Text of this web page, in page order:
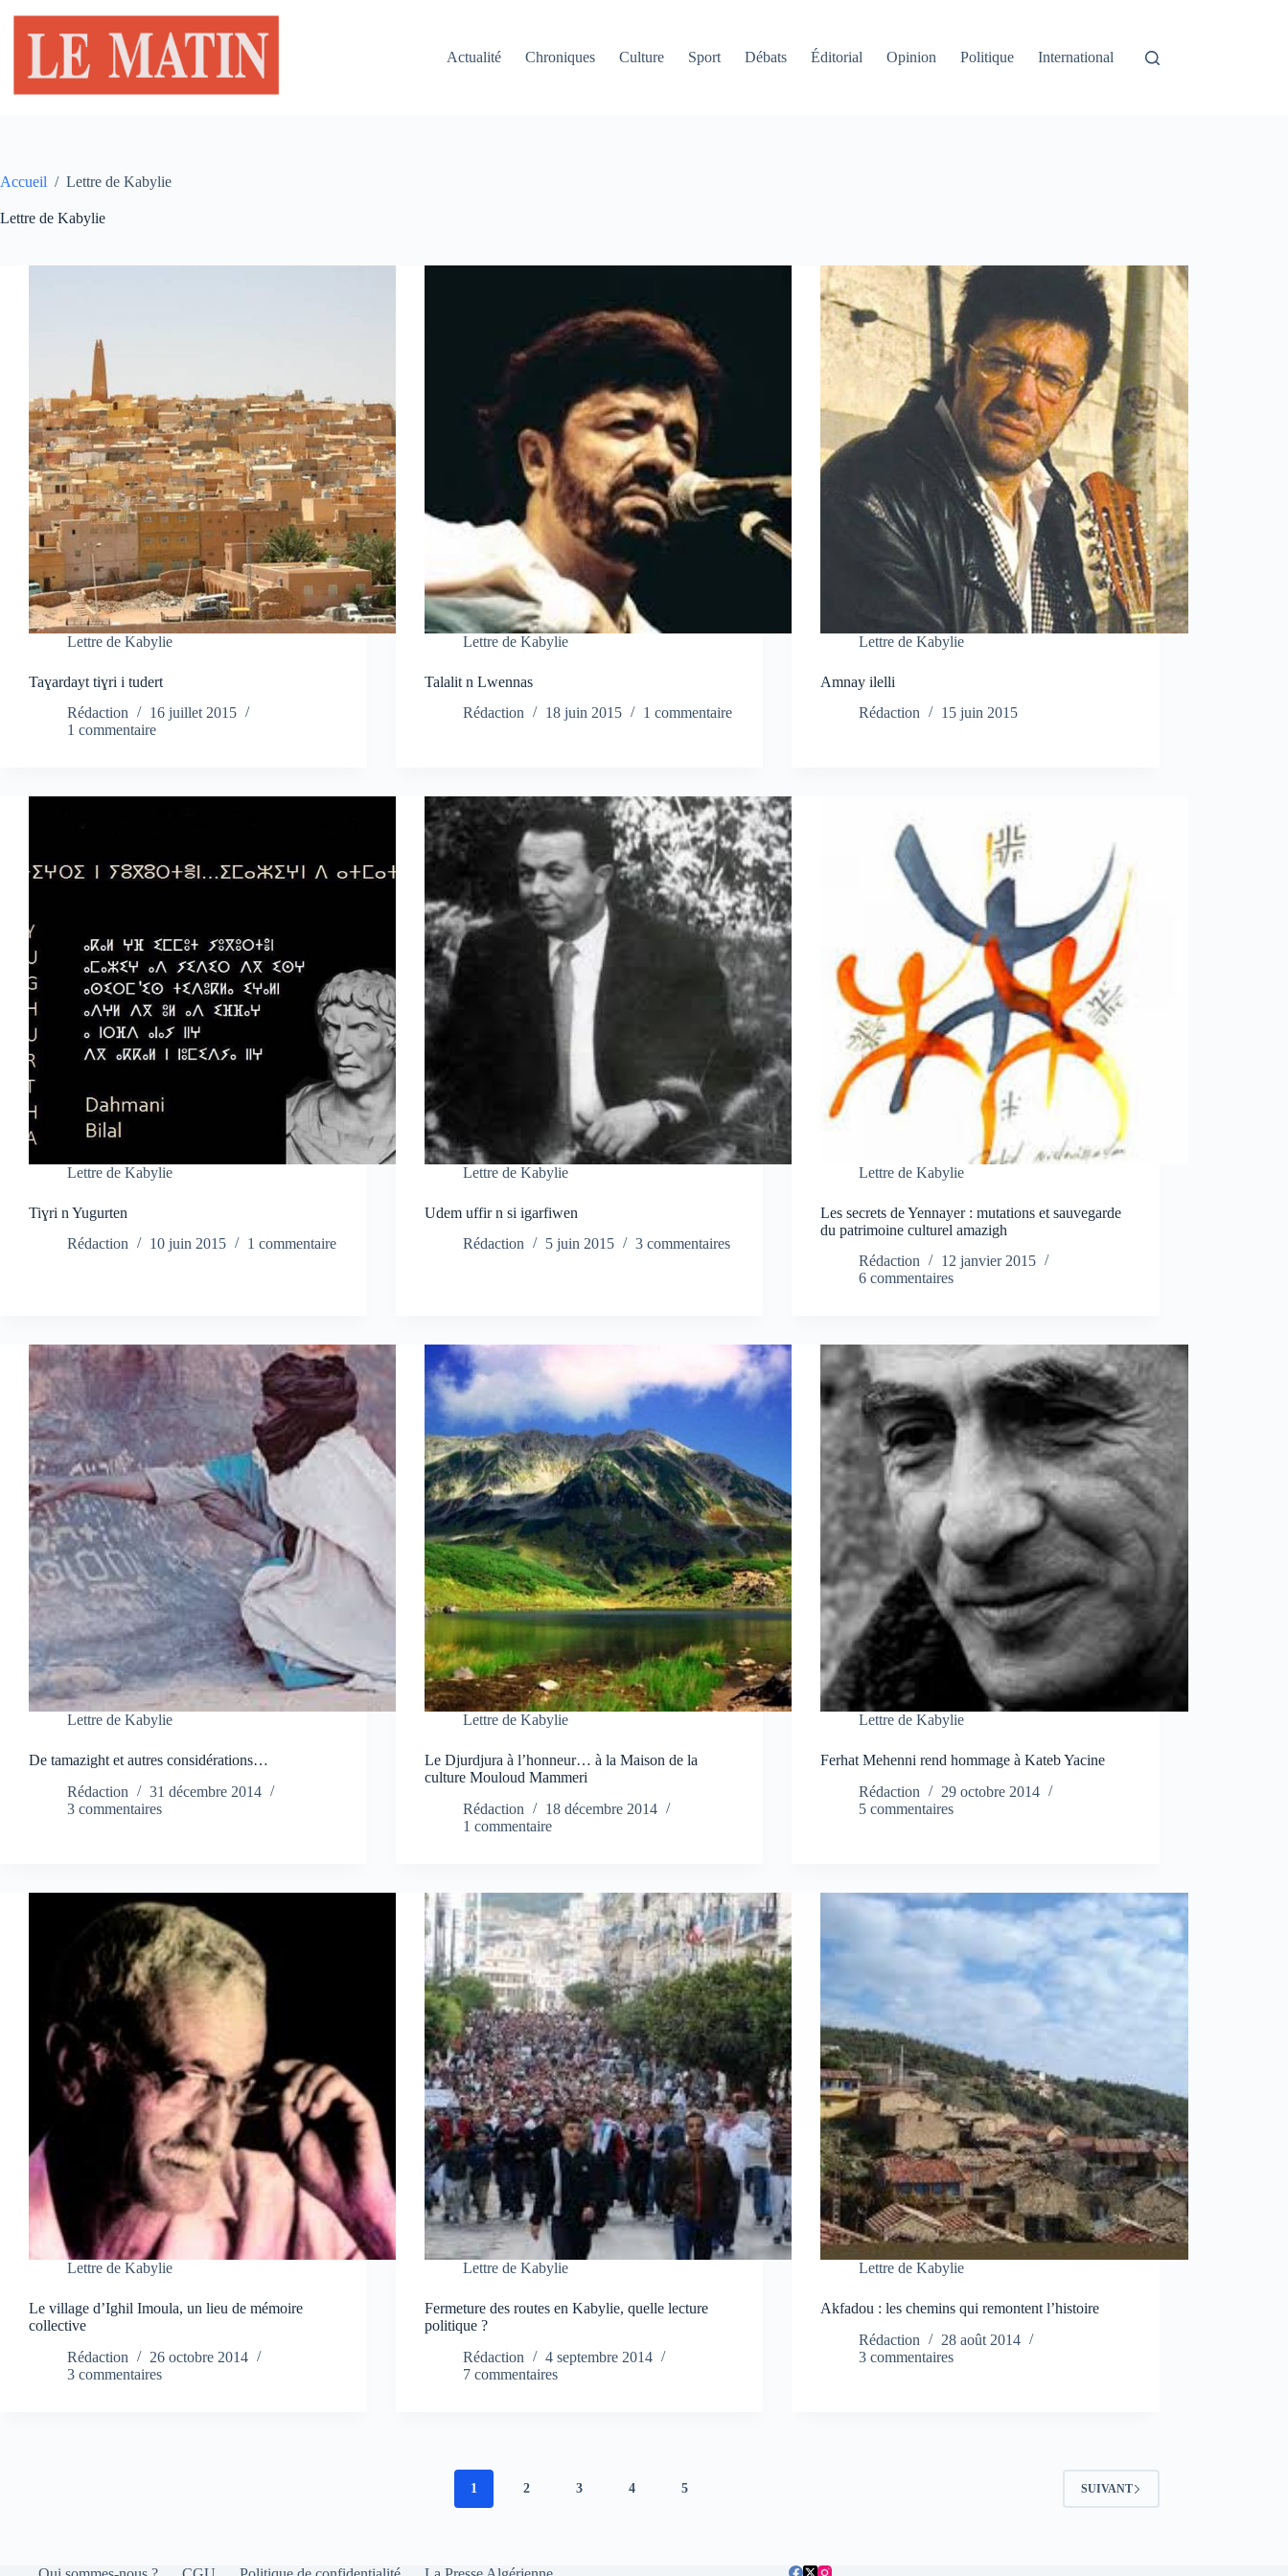
contenu
Actualité
Chroniques Culture Sport Débats Éditorial Opinion Politique International
Accueil / Lettre de Kabylie
Lettre de Kabylie
Lettre de Kabylie
Taɣardayt tiɣri i tudert
Rédaction
16 juillet 2015
1 commentaire
Lettre de Kabylie
Talalit n Lwennas
Rédaction
18 juin 2015 1 commentaire
Lettre de Kabylie
Amnay ilelli
Rédaction
15 juin 2015
Lettre de Kabylie
Tiɣri n Yugurten
Rédaction
10 juin 2015 1 commentaire
Lettre de Kabylie
Udem uffir n si igarfiwen
Rédaction
5 juin 2015 3 commentaires
Lettre de Kabylie
Les secrets de Yennayer : mutations et sauvegarde
du patrimoine culturel amazigh
Rédaction
12 janvier 2015
6 commentaires
Lettre de Kabylie
De tamazight et autres considérations…
Rédaction
31 décembre 2014
3 commentaires
Lettre de Kabylie
Le Djurdjura à l’honneur… à la Maison de la
culture Mouloud Mammeri
Rédaction
18 décembre 2014
1 commentaire
Lettre de Kabylie
Ferhat Mehenni rend hommage à Kateb Yacine
Rédaction
29 octobre 2014
5 commentaires
Lettre de Kabylie
Le village d’Ighil Imoula, un lieu de mémoire
collective
Rédaction
26 octobre 2014
3 commentaires
Lettre de Kabylie
Fermeture des routes en Kabylie, quelle lecture
politique ?
Rédaction
4 septembre 2014
7 commentaires
Lettre de Kabylie
Akfadou : les chemins qui remontent l’histoire
Rédaction
28 août 2014
3 commentaires
1 2 3 4 5 SUIVANT